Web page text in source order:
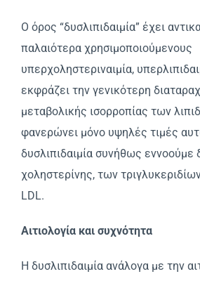
O όρος “δυσλιπιδαιμία” έχει
παλαιότερα χρησιμοποιούμενους
υπερχοληστεριναιμία,
εκφράζει την γενικότερη
μεταβολικής ισορροπίας των
φανερώνει μόνο υψηλές τιμές
δυσλιπιδαιμία συνήθως εννοούμε
χοληστερίνης, των
LDL.
Aιτιολογία και συχνότητα
H δυσλιπιδαιμία ανάλογα με την